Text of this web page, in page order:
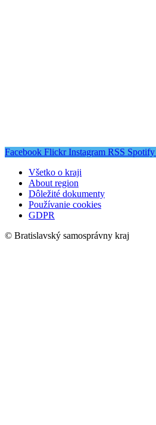
Facebook Flickr Instagram RSS Spotify
Všetko o kraji
About region
Dôležité dokumenty
Používanie cookies
GDPR
© Bratislavský samosprávny kraj